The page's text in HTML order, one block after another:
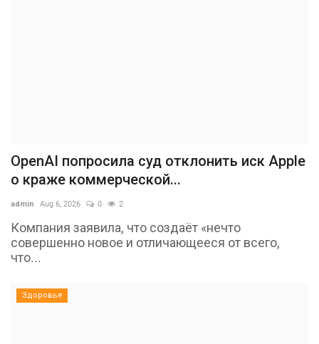
OpenAI попросила суд отклонить иск Apple
о краже коммерческой...
admin Aug 6, 2026 0 2
Компания заявила, что создаёт «нечто
совершенно новое и отличающееся от всего,
что...
Здоровье